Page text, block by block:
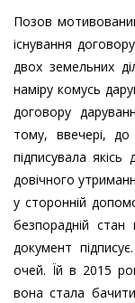
Позов
існування
двох земельних
наміру комусь
договору
тому, ввечері,
підписувала
довічного
у сторонній
безпорадній стан
документ
очей. Їй в 2015
вона стала